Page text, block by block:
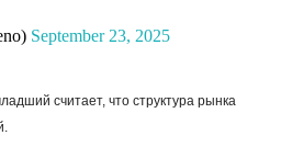
September 23, 2025
считает, что структура рынка